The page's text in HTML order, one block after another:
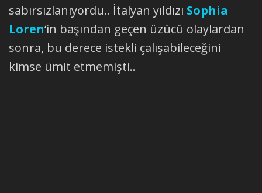
sabırsızlanıyordu.. İtalyan yıldızı Sophia
Loren‘in başından geçen üzücü olaylardan
sonra, bu derece istekli çalışabileceğini
kimse ümit etmemişti..